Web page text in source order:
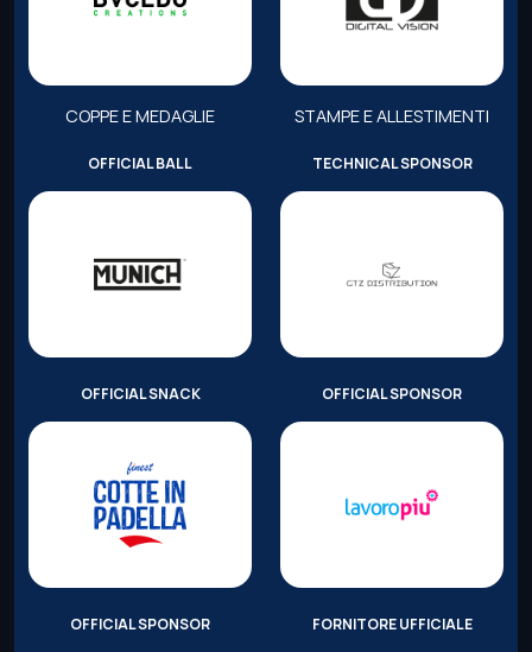
COPPE E MEDAGLIE STAMPE E ALLESTIMENTI
OFFICIAL BALL TECHNICAL SPONSOR
OFFICIAL SNACK OFFICIAL SPONSOR
OFFICIAL SPONSOR FORNITORE UFFICIALE